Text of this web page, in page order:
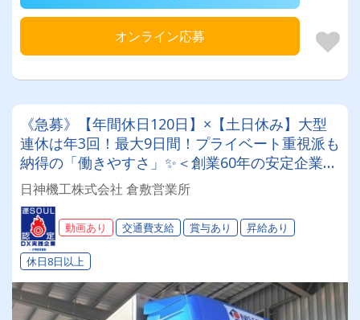
オンライン応募
《急募》【年間休日120日】×【土日休み】大型
連休は年3回！最大9日間！プライベート重視派も
納得の「働きやすさ」✨＜創業60年の安定企業＞
先輩の丁寧なフォローで、未経験スタートも活躍
中！【大型ドライバー】
日神機工株式会社 倉敷営業所
動画あり 交通費支給 賞与あり 昇給あり
休日8日以上